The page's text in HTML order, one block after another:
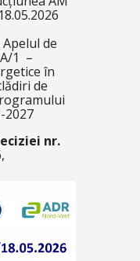
de
1 –
în
de
2027
nr.